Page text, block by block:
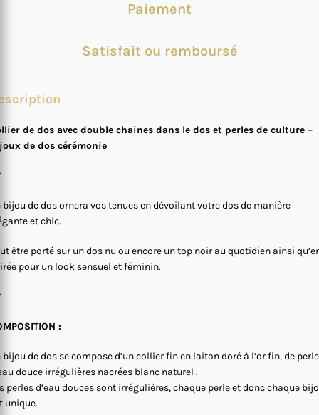
Paiement
Satisfait ou remboursé
de dos avec double chaines dans le dos et perles de culture –
de dos cérémonie
bijou de dos ornera vos tenues en dévoilant votre dos de manière
et chic.
être porté sur un dos nu ou encore un top noir au quotidien ainsi
pour un look sensuel et féminin.
:
bijou de dos se compose d’un collier fin en laiton doré à l’or fin, de
douce irrégulières nacrées blanc naturel .
perles d’eau douces sont irrégulières, chaque perle et donc chaque
unique.